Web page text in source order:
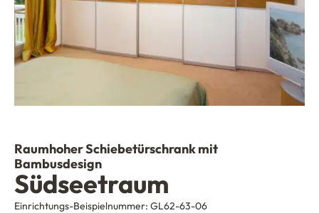
Raumhoher Schiebetürschrank mit
Bambusdesign
Südseetraum
Einrichtungs-Beispielnummer: GL62-63-06